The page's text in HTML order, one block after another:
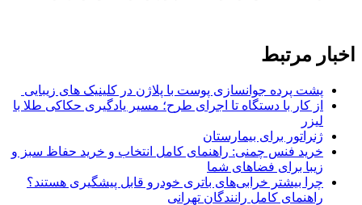
اخبار مرتبط
پشت پرده جوانسازی پوست با پلاژن در کلینیک های زیبایی
از کار با دستگاه تا اجرای طرح؛ مسیر یادگیری حکاکی طلا با
لیزر
ژنراتور برای بیمارستان
خرید فنس چمنی: راهنمای کامل انتخاب و خرید حفاظ سبز و
زیبا برای فضاهای شما
چرا بیشتر خرابی‌های باتری خودرو قابل پیشگیری هستند؟
راهنمای کامل رانندگان تهرانی